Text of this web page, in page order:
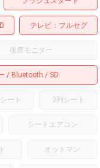
テレビ フルセグ
後席モニター
Bluetooth SD
ート 3列シート
シートエアコン
オットマン